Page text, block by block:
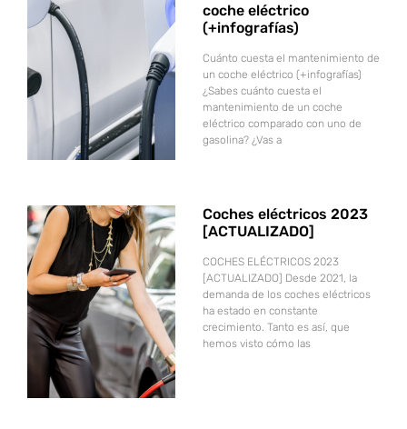
coche eléctrico
(+infografías)
Cuánto cuesta el mantenimiento de
un coche eléctrico (+infografías)
¿Sabes cuánto cuesta el
mantenimiento de un coche
eléctrico comparado con uno de
gasolina? ¿Vas a
Coches eléctricos 2023
[ACTUALIZADO]
COCHES ELÉCTRICOS 2023
[ACTUALIZADO] Desde 2021, la
demanda de los coches eléctricos
ha estado en constante
crecimiento. Tanto es así, que
hemos visto cómo las